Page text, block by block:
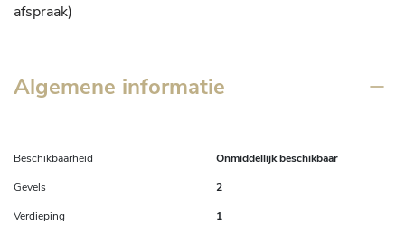
afspraak)
Algemene informatie
Beschikbaarheid
Onmiddellijk beschikbaar
Gevels
2
Verdieping
1